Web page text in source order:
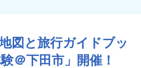
図と旅行ガイドブッ
＠下田市」開催！